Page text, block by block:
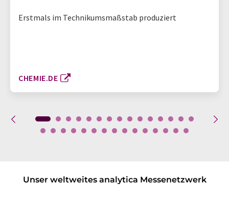
Erstmals im Technikumsmaßstab produziert
CHEMIE.DE
Unser weltweites analytica Messenetzwerk